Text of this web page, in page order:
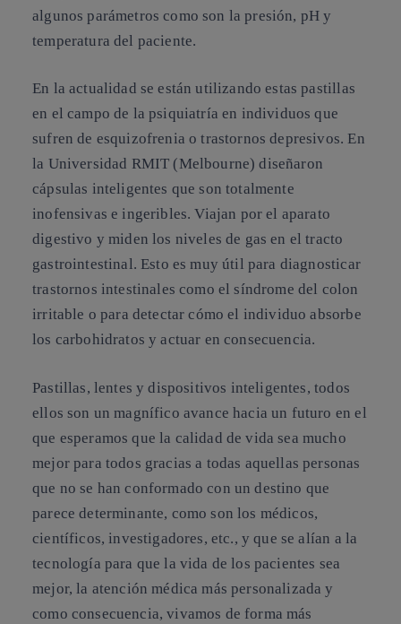
algunos parámetros como son la presión, pH y
temperatura del paciente.
En la actualidad se están utilizando estas pastillas
en el campo de lapsiquiatría en individuos que
sufren de esquizofrenia o trastornos depresivos. En
la Universidad RMIT (Melbourne) diseñaron
cápsulas inteligentes que son totalmente
inofensivas e ingeribles. Viajan por el aparato
digestivo y miden los niveles de gas en el tracto
gastrointestinal. Esto es muy útil para diagnosticar
trastornos intestinales como el síndrome del colon
irritable o para detectar cómo el individuo absorbe
los carbohidratos y actuar en consecuencia.
Pastillas, lentes y dispositivos inteligentes, todos
ellos son un magnífico avance hacia un futuro en el
que esperamos que la calidad de vida sea mucho
mejor para todos gracias a todas aquellas personas
que no se han conformado con un destino que
parece determinante, como son los médicos,
científicos, investigadores, etc., y que se alían a la
tecnología para que la vida de los pacientes sea
mejor, la atención médica más personalizada y
como consecuencia, vivamos de forma más